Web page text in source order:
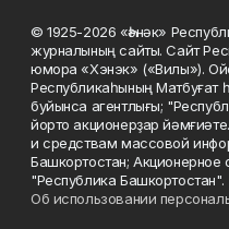
© 1925-2026 «Һәнәк»
журналының сайты. Сайт
юмора «Хэнэк» («Вилы»).
Республикаһының Матбуғат
буйынса агентлығы;
йорто акционерҙар
и средствам массовой
Башкортостан;
"Республика Башкортостан".
Об использовании